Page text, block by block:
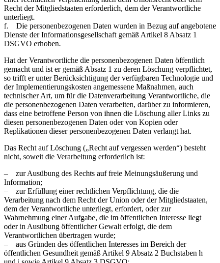
Recht der Mitgliedstaaten erforderlich, dem der Verantwortliche
unterliegt.
f. Die personenbezogenen Daten wurden in Bezug auf angebotene
Dienste der Informationsgesellschaft gemäß Artikel 8 Absatz 1
DSGVO erhoben.
Hat der Verantwortliche die personenbezogenen Daten öffentlich
gemacht und ist er gemäß Absatz 1 zu deren Löschung verpflichtet,
so trifft er unter Berücksichtigung der verfügbaren Technologie und
der Implementierungskosten angemessene Maßnahmen, auch
technischer Art, um für die Datenverarbeitung Verantwortliche, die
die personenbezogenen Daten verarbeiten, darüber zu informieren,
dass eine betroffene Person von ihnen die Löschung aller Links zu
diesen personenbezogenen Daten oder von Kopien oder
Replikationen dieser personenbezogenen Daten verlangt hat.
Das Recht auf Löschung („Recht auf vergessen werden“) besteht
nicht, soweit die Verarbeitung erforderlich ist:
– zur Ausübung des Rechts auf freie Meinungsäußerung und
Information;
– zur Erfüllung einer rechtlichen Verpflichtung, die die
Verarbeitung nach dem Recht der Union oder der Mitgliedstaaten,
dem der Verantwortliche unterliegt, erfordert, oder zur
Wahrnehmung einer Aufgabe, die im öffentlichen Interesse liegt
oder in Ausübung öffentlicher Gewalt erfolgt, die dem
Verantwortlichen übertragen wurde;
– aus Gründen des öffentlichen Interesses im Bereich der
öffentlichen Gesundheit gemäß Artikel 9 Absatz 2 Buchstaben h